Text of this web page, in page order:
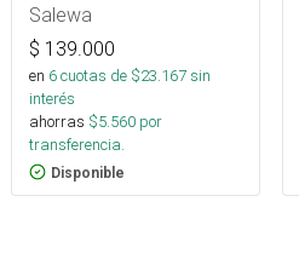
Salewa
$ 139.000
en 6cuotas de $23.167sin
interés
ahorras $5.560 por
transferencia.
Disponible